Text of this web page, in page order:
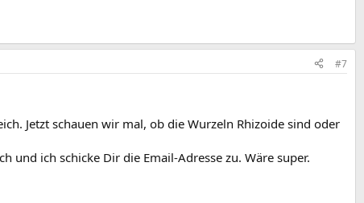
#7
Jetzt schauen wir mal, ob die Wurzeln Rhizoide sind oder
und ich schicke Dir die Email-Adresse zu. Wäre super.